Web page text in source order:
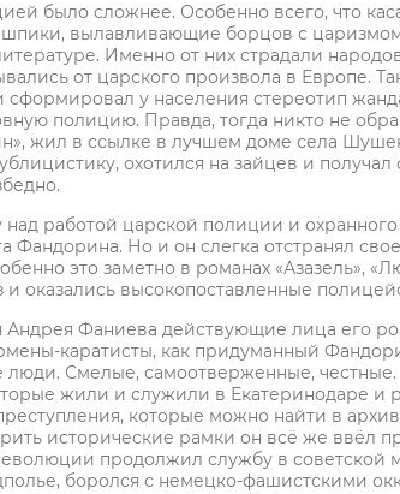
было сложнее. Особенно всего, что
вылавливающие борцов с
Именно от них страдали
от царского произвола в Европе.
сформировал у населения стереотип
полицию. Правда, тогда никто не
жил в ссылке в лучшем доме села
охотился на зайцев и
работой царской полиции и
Фандорина. Но и он слегка отстранял
это заметно в романах «Азазель»,
и оказались высокопоставленные
Андрея Фаниева действующие лица его
каратисты, как придуманный
Смелые, самоотверженные,
жили и служили в Екатеринодаре и
которые можно найти в
исторические рамки он всё же ввёл
продолжил службу в советской
боролся с немецко-фашистскими